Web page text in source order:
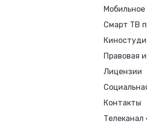
Смарт ТВ
Правовая
Лицензии
Контакты